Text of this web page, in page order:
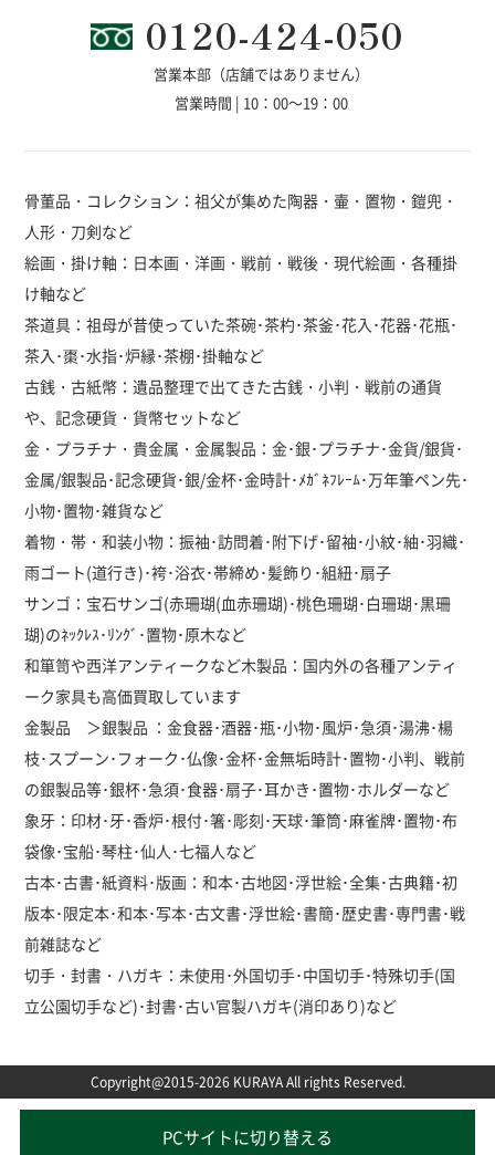
0120-424-050
営業本部（店舗ではありません）
営業時間 | 10：00～19：00
骨董品・コレクション：祖父が集めた陶器・壷・置物・鎧兜・
人形・刀剣など
絵画・掛け軸：日本画・洋画・戦前・戦後・現代絵画・各種掛
け軸など
茶道具：祖母が昔使っていた茶碗･茶杓･茶釜･花入･花器･花瓶･
茶入･棗･水指･炉縁･茶棚･掛軸など
古銭・古紙幣：遺品整理で出てきた古銭・小判・戦前の通貨
や、記念硬貨・貨幣セットなど
金・プラチナ・貴金属・金属製品：金･銀･プラチナ･金貨/銀貨･
金属/銀製品･記念硬貨･銀/金杯･金時計･ﾒｶﾞﾈﾌﾚｰﾑ･万年筆ペン先･
小物･置物･雑貨など
着物・帯・和装小物：振袖･訪問着･附下げ･留袖･小紋･紬･羽織･
雨ゴート(道行き)･袴･浴衣･帯締め･髪飾り･組紐･扇子
サンゴ：宝石サンゴ(赤珊瑚(血赤珊瑚)･桃色珊瑚･白珊瑚･黒珊
瑚)のﾈｯｸﾚｽ･ﾘﾝｸﾞ･置物･原木など
和箪笥や西洋アンティークなど木製品：国内外の各種アンティ
ーク家具も高価買取しています
金製品 ＞銀製品 ：金食器･酒器･瓶･小物･風炉･急須･湯沸･楊
枝･スプーン･フォーク･仏像･金杯･金無垢時計･置物･小判、戦前
の銀製品等･銀杯･急須･食器･扇子･耳かき･置物･ホルダーなど
象牙：印材･牙･香炉･根付･箸･彫刻･天球･筆筒･麻雀牌･置物･布
袋像･宝船･琴柱･仙人･七福人など
古本･古書･紙資料･版画：和本･古地図･浮世絵･全集･古典籍･初
版本･限定本･和本･写本･古文書･浮世絵･書簡･歴史書･専門書･戦
前雑誌など
切手・封書・ハガキ：未使用･外国切手･中国切手･特殊切手(国
立公園切手など)･封書･古い官製ハガキ(消印あり)など
Copyright@2015-2026 KURAYA All rights Reserved.
PCサイトに切り替える